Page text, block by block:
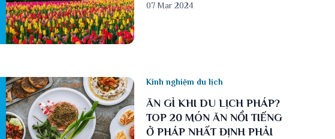
07 Mar 2024
Kinh nghiệm du lịch
ĂN GÌ KHI DU LỊCH PHÁP?
TOP 20 MÓN ĂN NỔI TIẾNG
Ở PHÁP NHẤT ĐỊNH PHẢI